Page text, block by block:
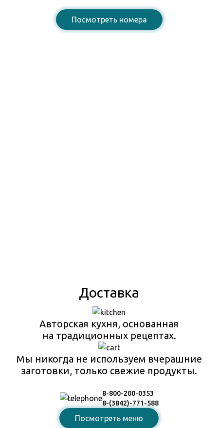
Посмотреть номера
Доставка
Авторская кухня, основанная
на традиционных рецептах.
Мы никогда не используем вчерашние
заготовки, только свежие продукты.
Посмотреть меню
8-800-200-0353
8-(3842)-771-588